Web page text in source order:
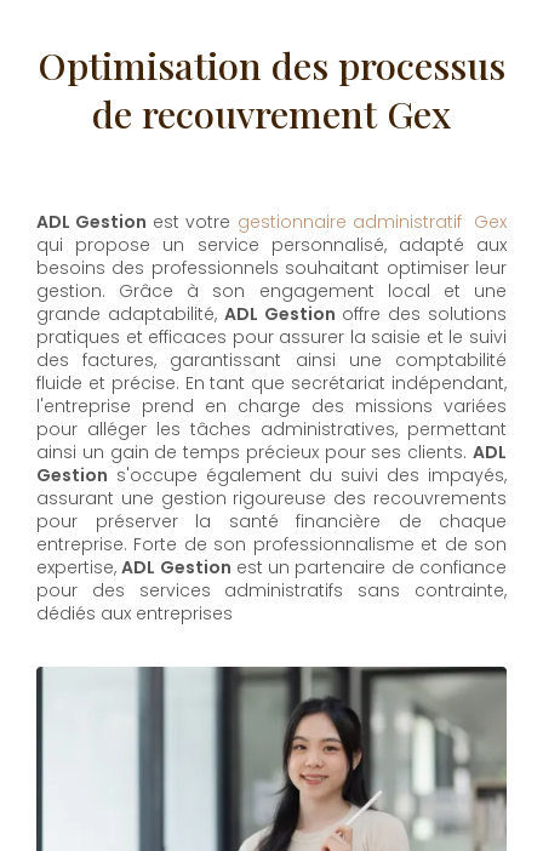
Optimisation des processus
de recouvrement Gex
ADL Gestion est votre gestionnaire administratif Gex
qui propose un service personnalisé, adapté aux
besoins des professionnels souhaitant optimiser leur
gestion. Grâce à son engagement local et une
grande adaptabilité, ADL Gestion offre des solutions
pratiques et efficaces pour assurer la saisie et le suivi
des factures, garantissant ainsi une comptabilité
fluide et précise. En tant que secrétariat indépendant,
l'entreprise prend en charge des missions variées
pour alléger les tâches administratives, permettant
ainsi un gain de temps précieux pour ses clients. ADL
Gestion s'occupe également du suivi des impayés,
assurant une gestion rigoureuse des recouvrements
pour préserver la santé financière de chaque
entreprise. Forte de son professionnalisme et de son
expertise,ADL Gestion est un partenaire de confiance
pour des services administratifs sans contrainte,
dédiés aux entreprises